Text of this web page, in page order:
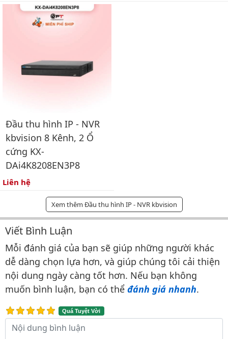
Đầu thu hình IP - NVR
kbvision 8 Kênh, 2 Ổ
cứng KX-
DAi4K8208EN3P8
Liên hệ
Xem thêm Đầu thu hình IP - NVR kbvision
Bình luận & Đánh giá
Viết Bình Luận
Mỗi đánh giá của bạn sẽ giúp những người khác
dễ dàng chọn lựa hơn, và giúp chúng tôi cải thiện
nội dung ngày càng tốt hơn. Nếu bạn không
muốn bình luận, bạn có thể đánh giá nhanh.
Quá Tuyệt Vời
Nội dung bình luận